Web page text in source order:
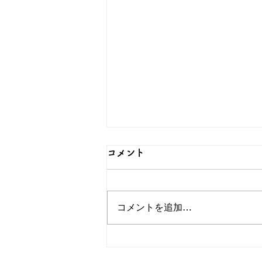
コメント
コメントを追加…